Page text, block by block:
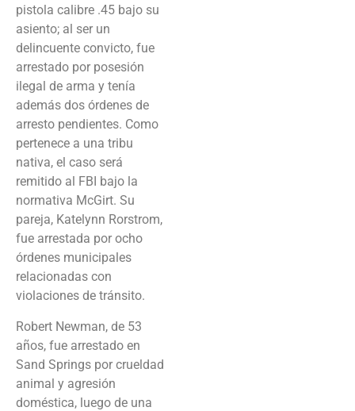
pistola calibre .45 bajo su
asiento; al ser un
delincuente convicto, fue
arrestado por posesión
ilegal de arma y tenía
además dos órdenes de
arresto pendientes. Como
pertenece a una tribu
nativa, el caso será
remitido al FBI bajo la
normativa McGirt. Su
pareja, Katelynn Rorstrom,
fue arrestada por ocho
órdenes municipales
relacionadas con
violaciones de tránsito.
Robert Newman, de 53
años, fue arrestado en
Sand Springs por crueldad
animal y agresión
doméstica, luego de una